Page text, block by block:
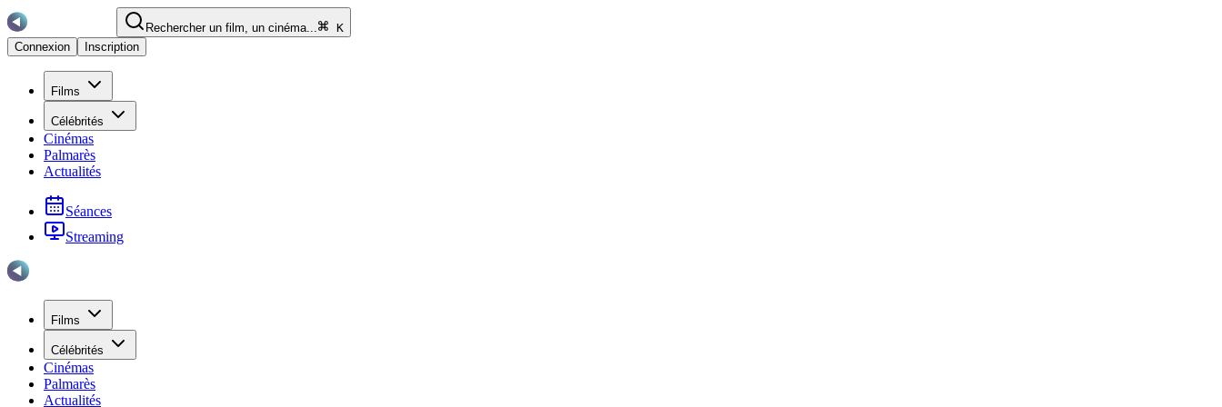
Rechercher un film, un cinéma...
K
Connexion
Inscription
Films
Célébrités
Cinémas
Palmarès
Actualités
Séances
Streaming
Films
Célébrités
Cinémas
Palmarès
Actualités